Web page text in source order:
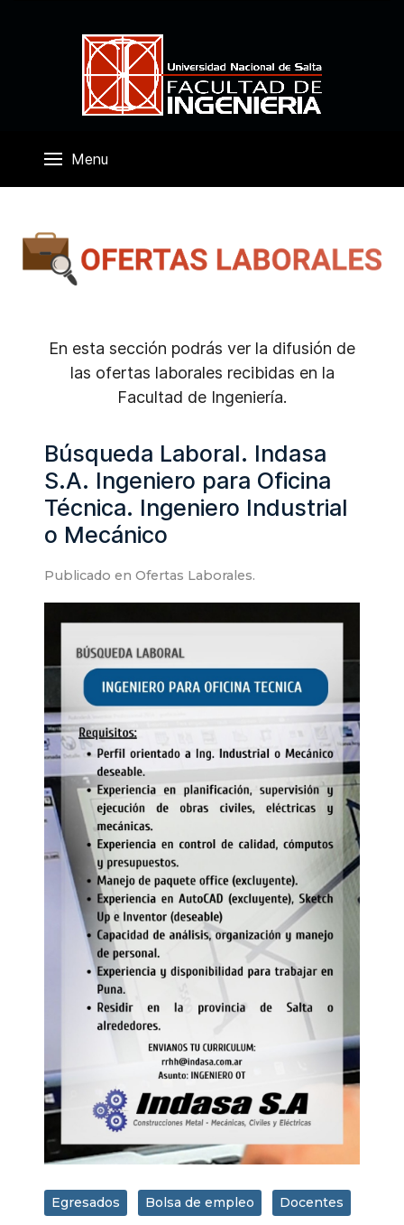
Menu
En esta sección podrás ver la difusión de
las ofertas laborales recibidas en la
Facultad de Ingeniería.
Búsqueda Laboral. Indasa
S.A. Ingeniero para Oficina
Técnica. Ingeniero Industrial
o Mecánico
Publicado en Ofertas Laborales.
Egresados Bolsa de empleo Docentes